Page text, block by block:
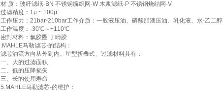
材 质：玻纤滤纸-BN 不锈钢编织网-W 木浆滤纸-P 不锈钢烧结网-V
过滤精度：1μ ~ 100μ
工作压力：21bar-210bar工作介质：一般液压油、磷酸脂液压油、乳化液、水-乙二醇
工作温度：-30℃～+110℃
密封材料：氟胶圈 丁晴胶
.MAHLE马勒滤芯-的结构：
滤芯油流方向从外到内。星型折叠式、过滤材料具有：
一、大的过滤面积
二、低的压降损失
三、长的使用寿命
5.MAHLE马勒滤芯-的维护：